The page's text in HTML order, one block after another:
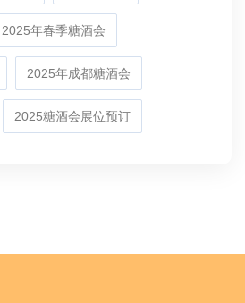
2025年春季糖酒会
2025年成都糖酒会
2025糖酒会展位预订